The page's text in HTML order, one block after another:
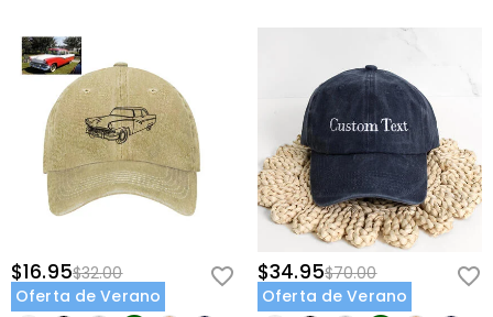
$16.95$32.00
Oferta de Verano
$34.95$70.00
Oferta de Verano